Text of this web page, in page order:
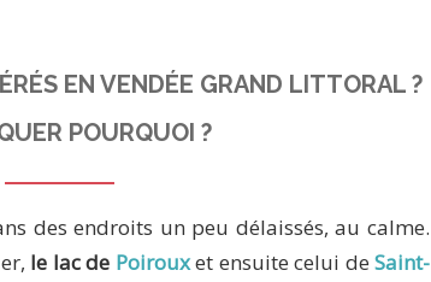
EN VENDÉE GRAND LITTORAL ?
POURQUOI ?
des endroits un peu délaissés, au calme.
le lac de Poirouxet ensuite celui deSaint-